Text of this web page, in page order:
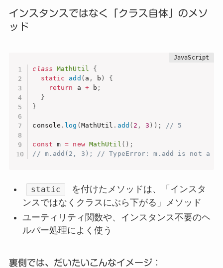
インスタンスではなく「クラス自体」のメソ
ッド
class MathUtil
{
static
add ( a , b )
{
return a + b ;
}
}
console . log ( MathUtil . add ( 2 , 3 ) ) ; // 5
const m = new MathUtil ( ) ;
// m.add(2, 3); // TypeError: m.add is not a
static
を付けたメソッドは、「インスタ
ンスではなくクラスにぶら下がる」メソッド
ユーティリティ関数や、インスタンス不要のヘ
ルパー処理によく使う
裏側では、だいたいこんなイメージ：